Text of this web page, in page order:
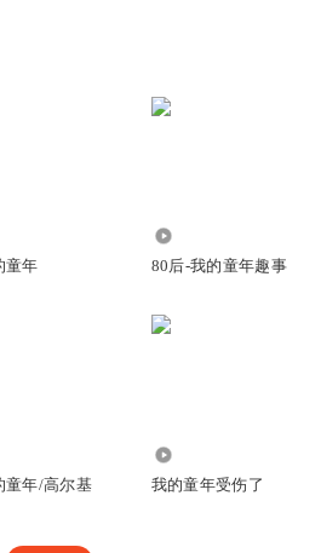
外国😷
童年 80后-我的童年趣事
童年/高尔基 我的童年受伤了